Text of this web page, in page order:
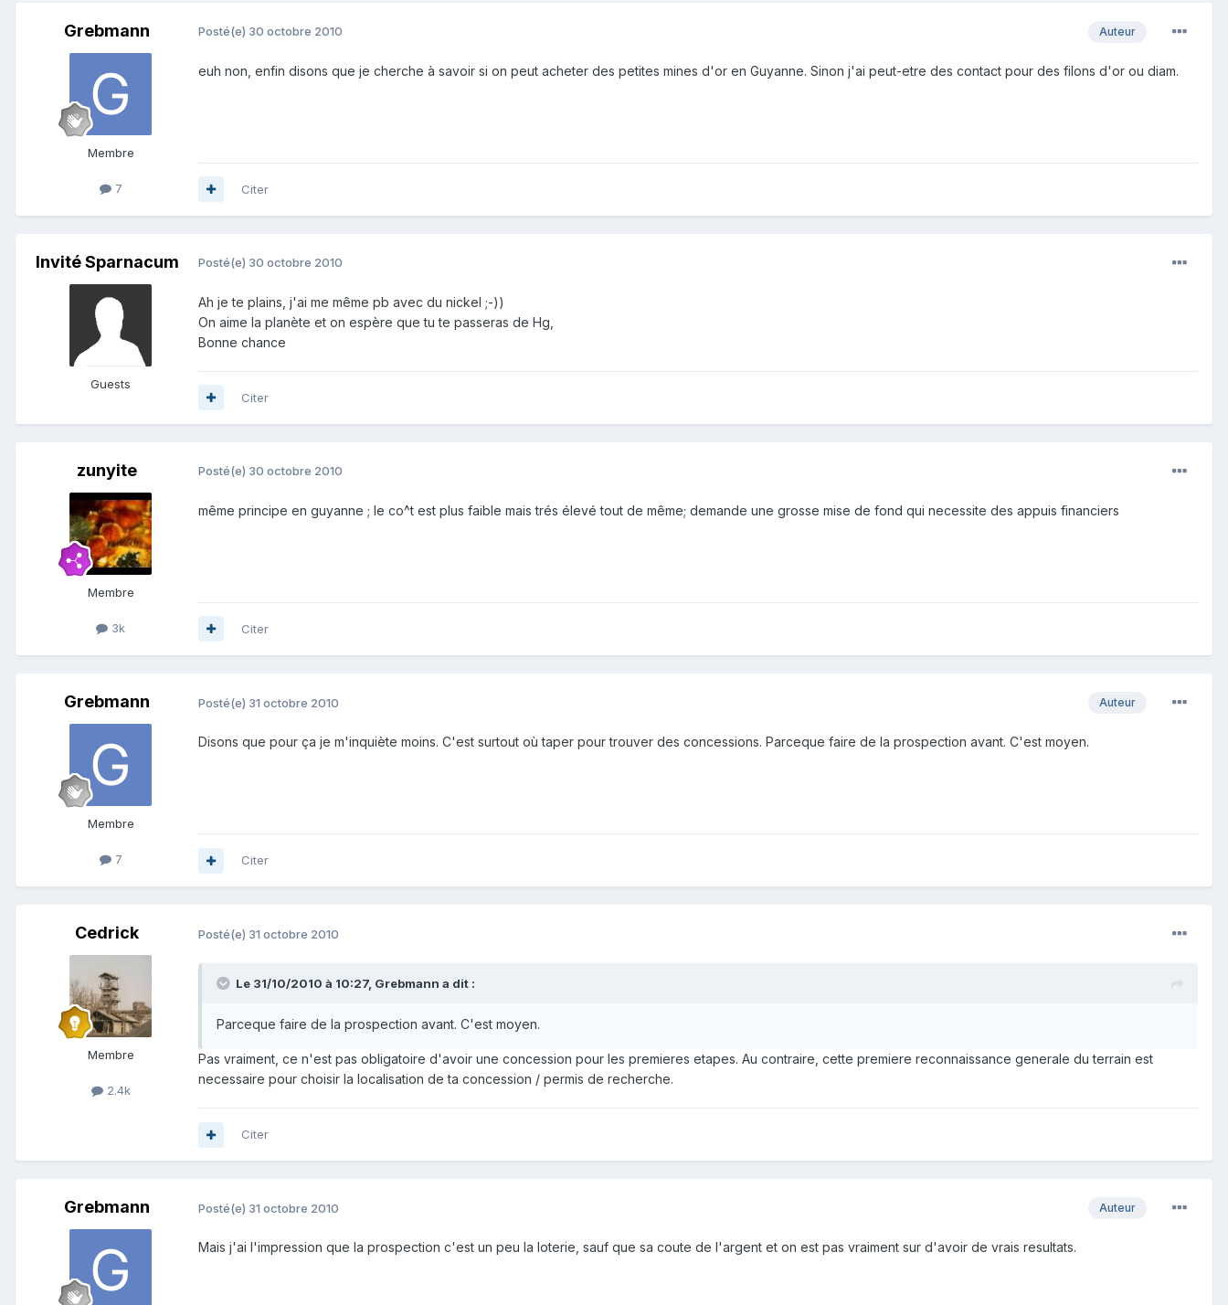
Grebmann
Membre
7
Auteur
Posté(e) 30 octobre 2010
euh non, enfin disons que je cherche à savoir si on peut acheter des petites mines d'or en Guyanne. Sinon j'ai peut-etre des contact pour des filons d'or ou diam.
Citer
Invité Sparnacum
Guests
Posté(e) 30 octobre 2010
Ah je te plains, j'ai me même pb avec du nickel ;-))
On aime la planète et on espère que tu te passeras de Hg,
Bonne chance
Citer
zunyite
Membre
3k
Posté(e) 30 octobre 2010
même principe en guyanne ; le co^t est plus faible mais trés élevé tout de même; demande une grosse mise de fond qui necessite des appuis financiers
Citer
Grebmann
Membre
7
Auteur
Posté(e) 31 octobre 2010
Disons que pour ça je m'inquiète moins. C'est surtout où taper pour trouver des concessions. Parceque faire de la prospection avant. C'est moyen.
Citer
Cedrick
Membre
2.4k
Posté(e) 31 octobre 2010
Le 31/10/2010 à 10:27, Grebmann a dit :
Parceque faire de la prospection avant. C'est moyen.
Pas vraiment, ce n'est pas obligatoire d'avoir une concession pour les premieres etapes. Au contraire, cette premiere reconnaissance generale du terrain est
necessaire pour choisir la localisation de ta concession / permis de recherche.
Citer
Grebmann Auteur
Posté(e) 31 octobre 2010
Mais j'ai l'impression que la prospection c'est un peu la loterie, sauf que sa coute de l'argent et on est pas vraiment sur d'avoir de vrais resultats.